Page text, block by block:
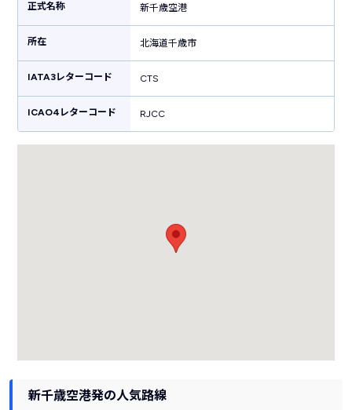
セスも便利なため、北海道観光の重要な拠点空港となっています。また、
空港の施設としては珍しい映画館や温泉、キャラクターミュージアムなど
のアミューズメント施設も併設しているのも特徴のひとつ。そのため飛行
機利用客に限らず観光やグルメを楽しむ多くの人びとで日々賑わっていま
す。
正式名称 新千歳空港
所在 北海道千歳市
IATA3レターコード CTS
ICAO4レターコード RJCC
新千歳空港発の人気路線